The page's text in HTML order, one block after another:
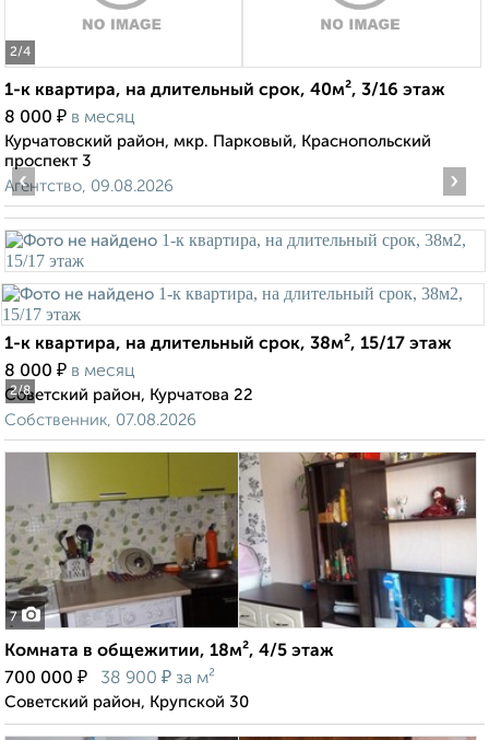
2/4
1-к квартира, на длительный срок, 40м², 3/16 этаж
8 000 ₽ в месяц
Курчатовский район, мкр. Парковый, Краснопольский
проспект 3
Агентство, 09.08.2026
2/8
‹ ›
1-к квартира, на длительный срок, 38м², 15/17 этаж
8 000 ₽ в месяц
Советский район, Курчатова 22
Собственник, 07.08.2026
7
Комната в общежитии, 18м², 4/5 этаж
700 000 ₽ 38 900 ₽ за м²
Советский район, Крупской 30